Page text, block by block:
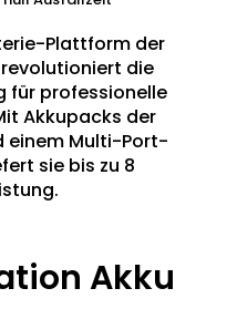
Plattform der
die
für professionelle
Akkupacks der
einem Multi-Port-
sie bis zu 8
Akku